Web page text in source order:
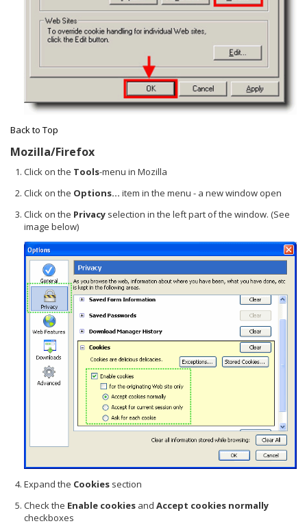
Back to Top
Mozilla/Firefox
Click on the Tools-menu in Mozilla
Click on the Options... item in the menu - a new window open
Click on the Privacyselection in the left part of the window. (See
image below)
Expand the Cookiessection
Check the Enable cookiesand Accept cookies normally
checkboxes